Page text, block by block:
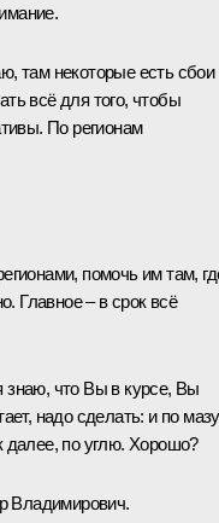
там некоторые есть сбои
всё для того, чтобы
По регионам
помочь им там,
Главное – в срок всё
знаю, что Вы в курсе, Вы
надо сделать: и по
далее, по углю. Хорошо?
Владимирович.